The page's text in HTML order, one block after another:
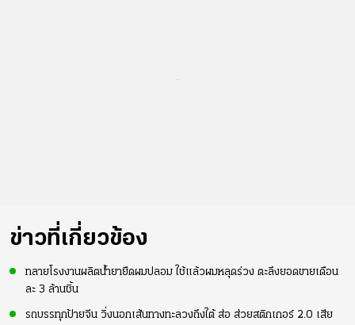
ข่าวที่เกี่ยวข้อง
ทลายโรงงานผลิตน้ำยายืดผมปลอม ใช้แล้วผมหลุดร่วง ตะลึงยอดขายเดือน
ละ 3 ล้านชิ้น
รถบรรทุกป้ายจีน วิ่งนอกเส้นทางทะลวงถึงใต้ ส่อ ส่วยสติกเกอร์ 2.0 เสีย